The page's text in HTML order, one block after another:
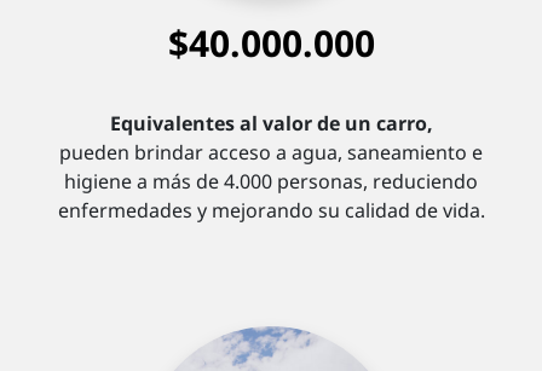
$40.000.000
Equivalentes al valor de un carro,
pueden brindar acceso a agua, saneamiento e
higiene a más de 4.000 personas, reduciendo
enfermedades y mejorando su calidad de vida.